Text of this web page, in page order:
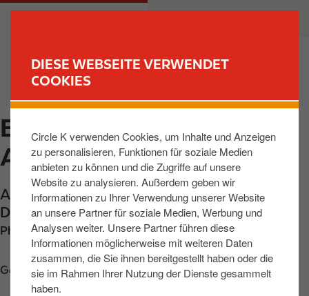
DIESE WEBSEITE VERWENDET
COOKIES
Circle K verwenden Cookies, um Inhalte und Anzeigen
zu personalisieren, Funktionen für soziale Medien
anbieten zu können und die Zugriffe auf unsere
Website zu analysieren. Außerdem geben wir
Informationen zu Ihrer Verwendung unserer Website
an unsere Partner für soziale Medien, Werbung und
Analysen weiter. Unsere Partner führen diese
Informationen möglicherweise mit weiteren Daten
zusammen, die Sie ihnen bereitgestellt haben oder die
sie im Rahmen Ihrer Nutzung der Dienste gesammelt
haben.
u
m
I
h
a
l
M
v
EBERSWALDE,
ANGERMUENDER STR
Angermuender Strasse,Eberswalde,16225
DE
Phone: +493334384645
Get directions